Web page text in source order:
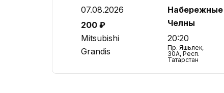
07.08.2026
200 ₽
Mitsubishi
Grandis
Набережные
Челны
20:20
Пр. Яшьлек,
30А, Респ.
Татарстан